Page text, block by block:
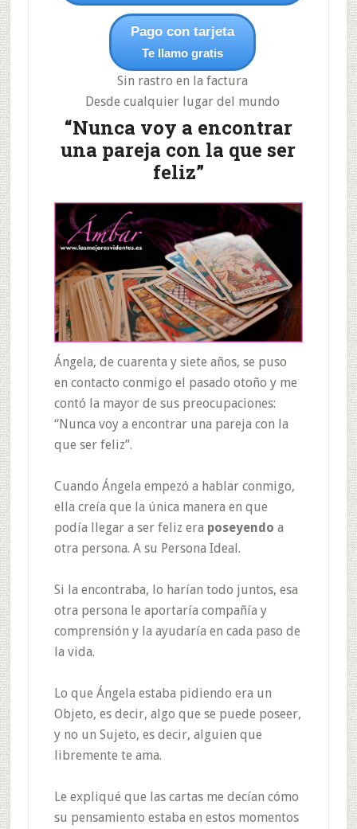
Pago con tarjeta
Te llamo gratis
Sin rastro en la factura
Desde cualquier lugar del mundo
“Nunca voy a encontrar
una pareja con la que ser
feliz”
Ángela, de cuarenta y siete años, se puso
en contacto conmigo el pasado otoño y me
contó la mayor de sus preocupaciones:
“Nunca voy a encontrar una pareja con la
que ser feliz”.
Cuando Ángela empezó a hablar conmigo,
ella creía que la única manera en que
podía llegar a ser feliz era poseyendo a
otra persona. A su Persona Ideal.
Si la encontraba, lo harían todo juntos, esa
otra persona le aportaría compañía y
comprensión y la ayudaría en cada paso de
la vida.
Lo que Ángela estaba pidiendo era un
Objeto, es decir, algo que se puede poseer,
y no un Sujeto, es decir, alguien que
libremente te ama.
Le expliqué que las cartas me decían cómo
su pensamiento estaba en estos momentos